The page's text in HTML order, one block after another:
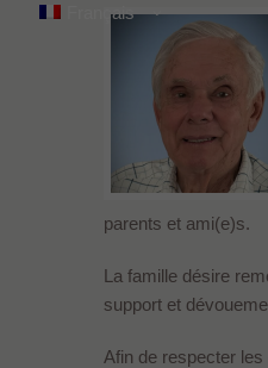
Français
parents et ami(e)s.
La famille désire
support et
Afin de respecter